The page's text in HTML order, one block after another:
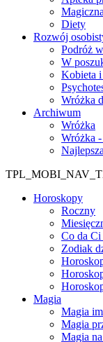
Diety
Rozwój
Podróż
W
Kobieta i
Wróżka
Archiwum
Wróżka
Wróżka
Horoskopy
Roczny
Co da Ci
Zodiak
Magia
Magia
Magia
Magia